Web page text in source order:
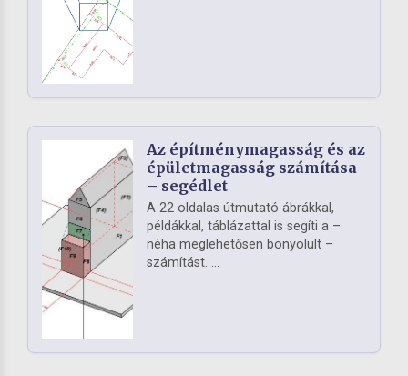
Az építménymagasság és az
épületmagasság számítása
– segédlet
A 22 oldalas útmutató ábrákkal,
példákkal, táblázattal is segíti a –
néha meglehetősen bonyolult –
számítást. ...